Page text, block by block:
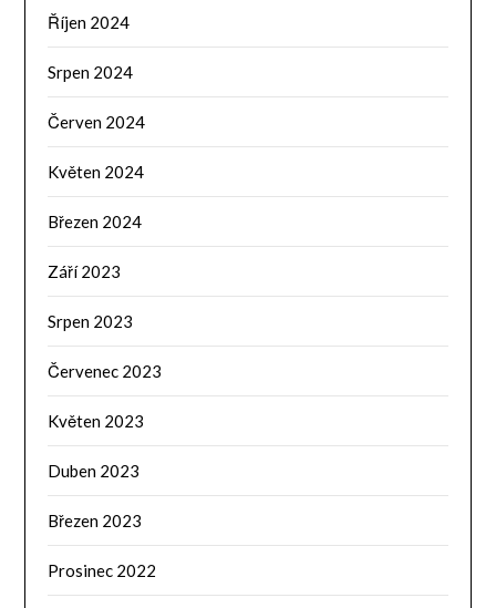
Říjen 2024
Srpen 2024
Červen 2024
Květen 2024
Březen 2024
Září 2023
Srpen 2023
Červenec 2023
Květen 2023
Duben 2023
Březen 2023
Prosinec 2022